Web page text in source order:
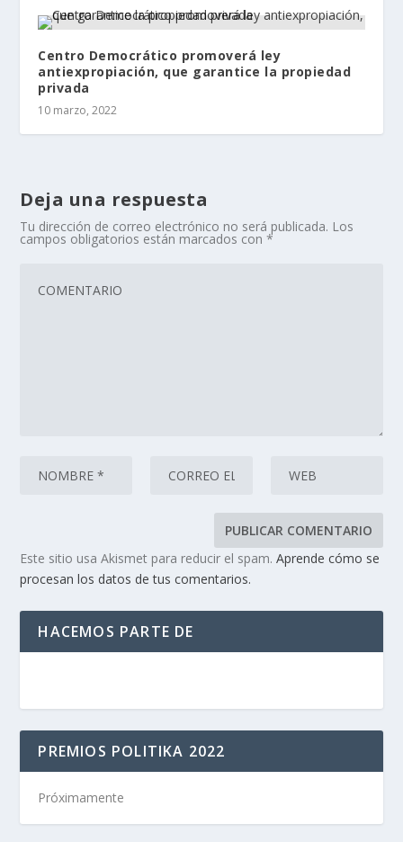
Centro Democrático promoverá ley
antiexpropiación, que garantice la propiedad
privada
10 marzo, 2022
Deja una respuesta
Tu dirección de correo electrónico no será publicada. Los
campos obligatorios están marcados con*
Este sitio usa Akismet para reducir el spam.Aprende cómo se
procesan los datos de tus comentarios.
HACEMOS PARTE DE
PREMIOS POLITIKA 2022
Próximamente